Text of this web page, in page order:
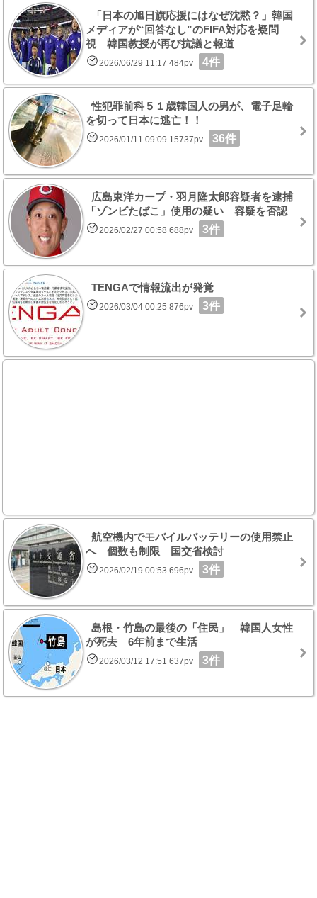
「日本の旭日旗応援にはなぜ沈黙？」韓国
メディアが“回答なし”のFIFA対応を疑問
視 韓国教授が再び抗議と報道
2026/06/29 11:17 484pv 4件
性犯罪前科５１歳韓国人の男が、電子足輪
を切って日本に逃亡！！
2026/01/11 09:09 15737pv 36件
広島東洋カープ・羽月隆太郎容疑者を逮捕
「ゾンビたばこ」使用の疑い 容疑を否認
2026/02/27 00:58 688pv 3件
TENGAで情報流出が発覚
2026/03/04 00:25 876pv 3件
航空機内でモバイルバッテリーの使用禁止
へ 個数も制限 国交省検討
2026/02/19 00:53 696pv 3件
島根・竹島の最後の「住民」 韓国人女性
が死去 6年前まで生活
2026/03/12 17:51 637pv 3件